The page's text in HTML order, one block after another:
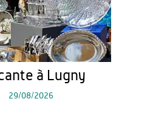
à Lugny
29/08/2026